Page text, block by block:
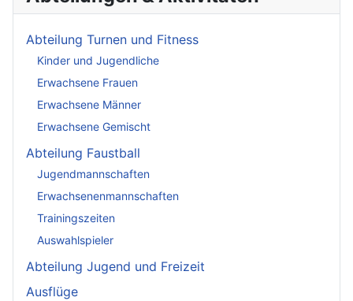
Abteilung Turnen und Fitness
Kinder und Jugendliche
Erwachsene Frauen
Erwachsene Männer
Erwachsene Gemischt
Abteilung Faustball
Jugendmannschaften
Erwachsenenmannschaften
Trainingszeiten
Auswahlspieler
Abteilung Jugend und Freizeit
Ausflüge